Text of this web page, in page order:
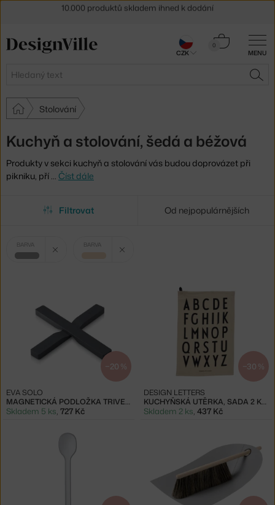
MENU
Hledat
0
Košík
Stolování
Kuchyň a stolování, šedá a béžová
Produkty v sekci kuchyň a stolování vás budou doprovázet při
pikniku, pří … Číst dále
Filtrovat Od nejpopulárnějších
Vybrané
filtry:
BARVA
šedá
BARVA
−20 %
MAGNETICKÁ PODLOŽKA TRIVET, STONE
EVA SOLO
Skladem 5 ks 727 Kč
−30 %
KUCHYŇSKÁ UTĚRKA, SADA 2 KS, BEIGE
DESIGN LETTERS
Skladem 2 ks 437 Kč
30 dní na vrácení zboží
CZK